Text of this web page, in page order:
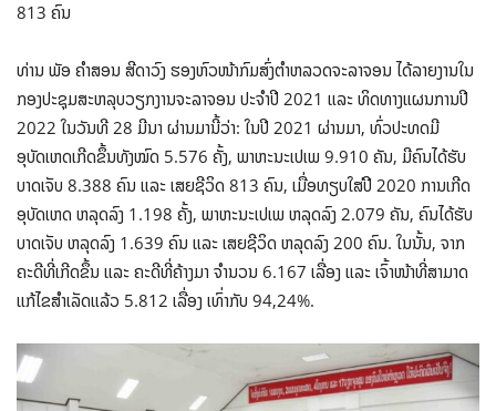
813 ຄົນ
ທ່ານ ພັອ ຄໍາສອນ ສີດາວົງ ຮອງຫົວໜ້າກົມສົ່ງຕໍາຫລວດຈະລາຈອນ ໄດ້ລາຍງານໃນ
ກອງປະຊຸມສະຫລຸບວຽກງານຈະລາຈອນ ປະຈຳປີ 2021 ແລະ ທິດທາງແຜນການປີ
2022 ໃນວັນທີ 28 ມີນາ ຜ່ານມານີ້ວ່າ: ໃນປີ 2021 ຜ່ານມາ, ທົ່ວປະທດມີ
ອຸບັດເຫດເກີດຂຶ້ນທັງໝົດ 5.576 ຄັ້ງ, ພາຫະນະເປເພ 9.910 ຄັນ, ມີຄົນໄດ້ຮັບ
ບາດເຈັບ 8.388 ຄົນ ແລະ ເສຍຊີວິດ 813 ຄົນ, ເມື່ອທຽບໃສ່ປີ 2020 ການເກີດ
ອຸບັດເຫດ ຫລຸດລົງ 1.198 ຄັ້ງ, ພາຫະນະເປເພ ຫລຸດລົງ 2.079 ຄັນ, ຄົນໄດ້ຮັບ
ບາດເຈັບ ຫລຸດລົງ 1.639 ຄົນ ແລະ ເສຍຊີວິດ ຫລຸດລົງ 200 ຄົນ. ໃນນັ້ນ, ຈາກ
ຄະດີທີ່ເກີດຂຶ້ນ ແລະ ຄະດີທີ່ຄ້າງມາ ຈໍານວນ 6.167 ເລື່ອງ ແລະ ເຈົ້າໜ້າທີ່ສາມາດ
ແກ້ໄຂສໍາເລັດແລ້ວ 5.812 ເລື່ອງ ເທົ່າກັບ 94,24%.